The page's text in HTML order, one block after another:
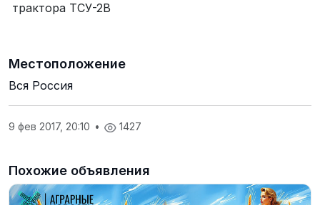
трактора ТСУ-2В
Местоположение
Вся Россия
9 фев 2017, 20:10 • 1427
Похожие объявления